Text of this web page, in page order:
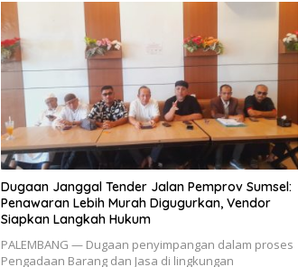
Dugaan Janggal Tender Jalan Pemprov Sumsel:
Penawaran Lebih Murah Digugurkan, Vendor
Siapkan Langkah Hukum
PALEMBANG — Dugaan penyimpangan dalam proses
Pengadaan Barang dan Jasa di lingkungan